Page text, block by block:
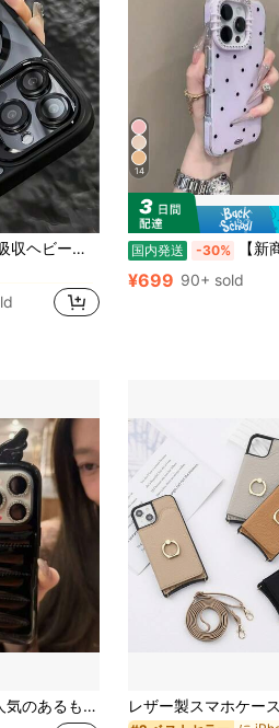
塵 傷防止 17/16/15/14/13/12/11 Pro Max Plus対応 春 誕生日 記念日ギフト
に マグネティック 携帯電話ケース
に マグネティック 携帯電話ケース
14
国内発送 -30% 【新商品 】【韓国 オシャレ人気】高級レストランスマホケース 韓国かわいい新デザ
¥699 90+ sold
ンディー色 スマホケース セレブ同款 iPhone17/17pro/17promax/16/16pro/16promax/15/15pro/15promax/14/14pro/14promax/13/対応、冬、全面保護、男女性に最適、ファッショナブルでクリエイティブ、防水、耐衝撃、落下防止、傷防止。